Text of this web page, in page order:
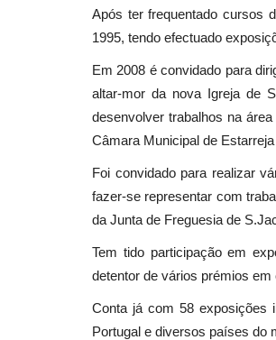
Após ter frequentado cursos
1995, tendo efectuado
Em 2008 é convidado para
altar-mor da nova Igreja de
desenvolver trabalhos na
Câmara Municipal de
Foi convidado para realizar
fazer-se representar com
da Junta de Freguesia de
Tem tido participação em
detentor de vários prémios
Conta já com 58 exposições
Portugal e diversos países do